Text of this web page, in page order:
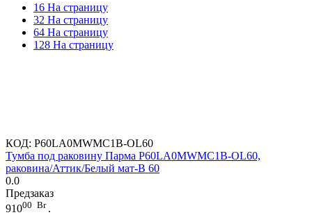
16 На страницу
32 На страницу
64 На страницу
128 На страницу
КОД: P60LA0MWMC1B-OL60
Тумба под раковину Парма P60LA0MWMC1B-OL60,
раковина/Аттик/Белый мат-B 60
0.0
Предзаказ
91000 Br .